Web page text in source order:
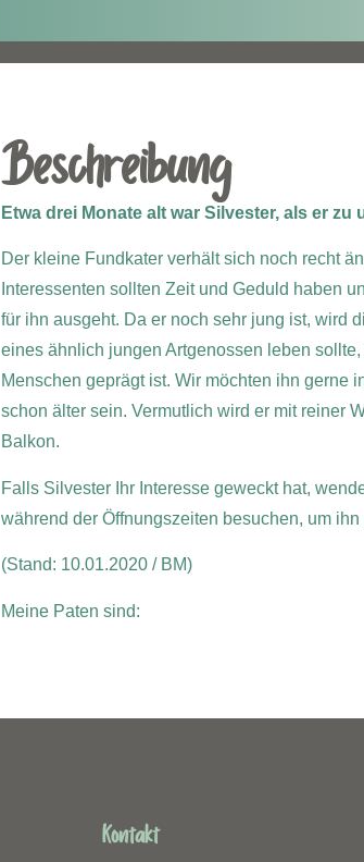
Beschreibung
Etwa drei Monate alt war Silvester, als er zu
Der kleine Fundkater verhält sich noch recht
Interessenten sollten Zeit und Geduld haben
für ihn ausgeht. Da er noch sehr jung ist, wird
eines ähnlich jungen Artgenossen leben
Menschen geprägt ist. Wir möchten ihn gerne
schon älter sein. Vermutlich wird er mit reiner
Balkon.
Falls Silvester Ihr Interesse geweckt hat,
während der Öffnungszeiten besuchen, um
(Stand: 10.01.2020 / BM)
Meine Paten sind:
Kontakt